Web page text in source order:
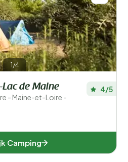
1/4
de Maine
- Maine-et-Loire -
4/5
Camping